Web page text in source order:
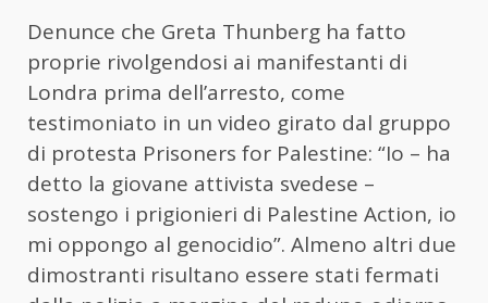
Denunce che Greta Thunberg ha fatto
proprie rivolgendosi ai manifestanti di
Londra prima dell’arresto, come
testimoniato in un video girato dal gruppo
di protesta Prisoners for Palestine: “Io – ha
detto la giovane attivista svedese –
sostengo i prigionieri di Palestine Action, io
mi oppongo al genocidio”. Almeno altri due
dimostranti risultano essere stati fermati